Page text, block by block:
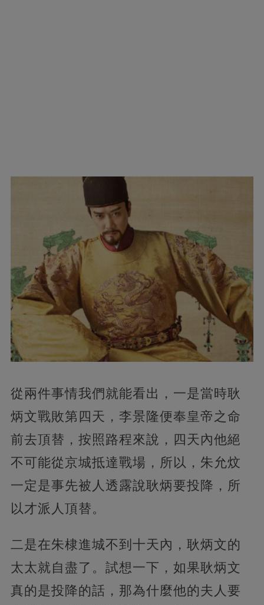
從兩件事情我們就能看出，一是當時耿
炳文戰敗第四天，李景隆便奉皇帝之命
前去頂替，按照路程來說，四天內他絕
不可能從京城抵達戰場，所以，朱允炆
一定是事先被人透露說耿炳要投降，所
以才派人頂替。
二是在朱棣進城不到十天內，耿炳文的
太太就自盡了。試想一下，如果耿炳文
真的是投降的話，那為什麼他的夫人要